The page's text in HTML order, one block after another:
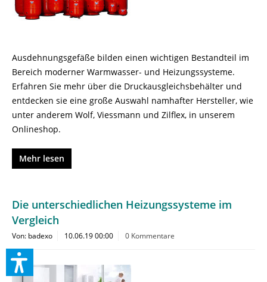
Ausdehnungsgefäße bilden einen wichtigen Bestandteil im
Bereich moderner Warmwasser- und Heizungssysteme.
Erfahren Sie mehr über die Druckausgleichsbehälter und
entdecken sie eine große Auswahl namhafter Hersteller, wie
unter anderem Wolf, Viessmann und Zilflex, in unserem
Onlineshop.
Mehr lesen
Die unterschiedlichen Heizungssysteme im
Vergleich
Von: badexo 10.06.19 00:00 0 Kommentare